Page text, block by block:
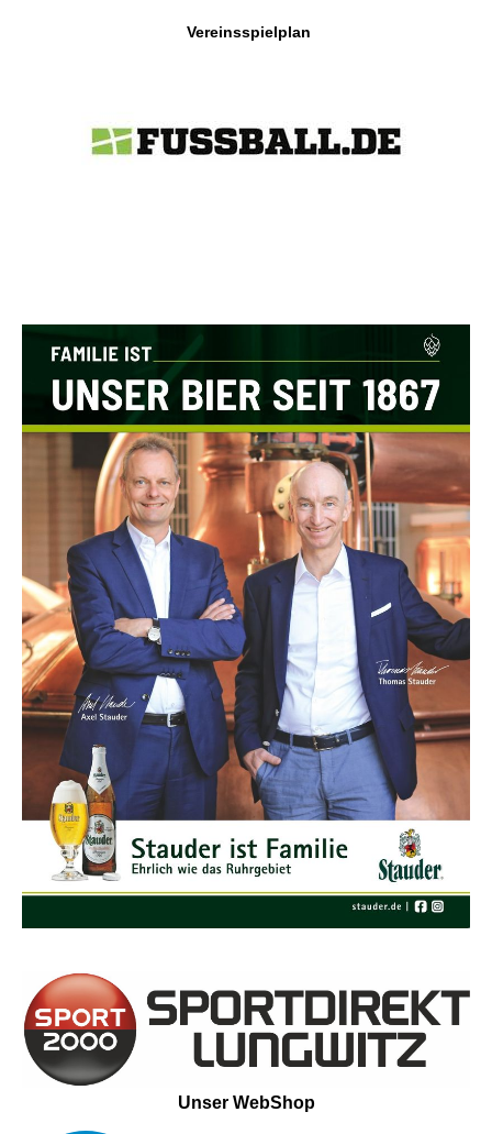
Vereinsspielplan
Unser WebShop